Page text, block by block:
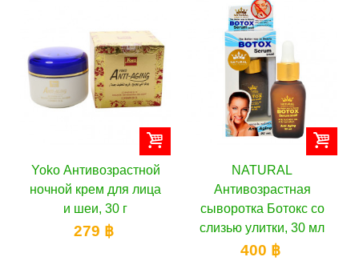
NATURAL
Антивозрастная
сыворотка Ботокс со
слизью улитки, 30 мл
Yoko Молочный
питательный и
омолаживающий крем
Q10, 50 г
300 ฿